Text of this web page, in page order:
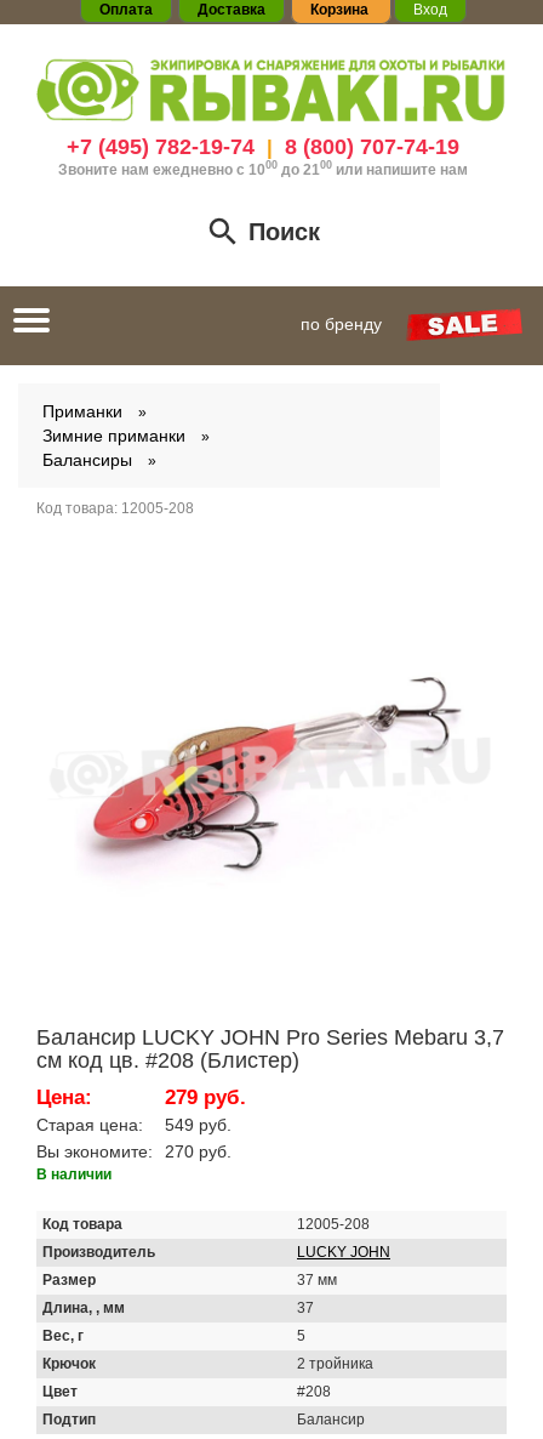
Оплата Доставка Корзина Вход
+7 (495) 782-19-74| 8 (800) 707-74-19
Звоните нам ежедневно с 1000до 21 00 или напишите нам
Поиск
Toggle
navigation
по бренду
Приманки
Зимние приманки
Балансиры
Код товара: 12005-208
Балансир LUCKY JOHN Pro Series Mebaru 3,7
см код цв. #208 (Блистер)
Цена: 279 руб.
Старая цена:
549 руб.
Вы экономите:
270 руб.
В наличии
Код товара
12005-208
Производитель
LUCKY JOHN
Размер
37 мм
Длина, , мм
37
Вес, г
5
Крючок
2 тройника
Цвет
#208
Подтип
Балансир